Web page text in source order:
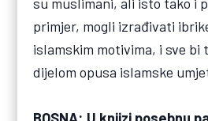
primjer, mogli izrađivati
islamskim motivima, i sve bi
dijelom opusa islamske